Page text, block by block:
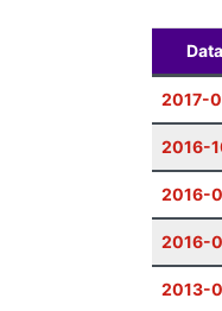
Data
2017-
2016-
2016-
2016-
2013-